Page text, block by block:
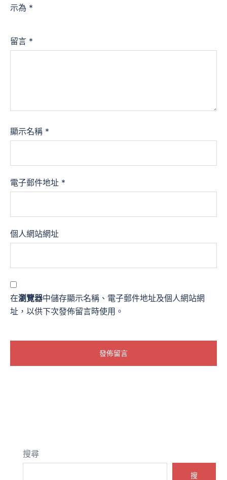
示為 *
留言 *
顯示名稱 *
電子郵件地址 *
個人網站網址
在瀏覽器中儲存顯示名稱、電子郵件地址及個人網站網
址，以供下次發佈留言時使用。
搜尋
搜